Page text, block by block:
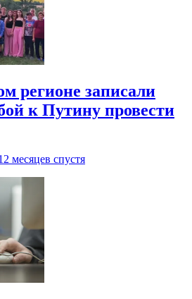
регионе записали
к Путину провести
месяцев спустя